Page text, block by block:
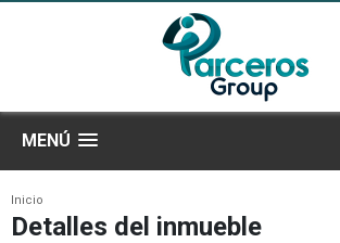
MENÚ
Inicio
Detalles del inmueble